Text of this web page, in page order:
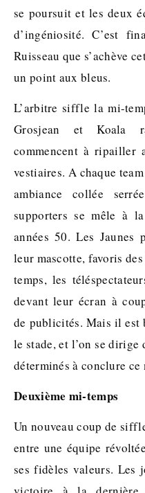
se poursuit et les deux
d’ingéniosité. C’est
Ruisseau que s’achève
un point aux bleus.
L’arbitre siffle la mi-
Grosjean et Koala
commencent à ripailler
vestiaires. A chaque
ambiance collée
supporters se mêle à
années 50. Les Jaunes
leur mascotte, favoris
temps, les
devant leur écran à
de publicités. Mais il est
le stade, et l’on se
déterminés à conclure
Deuxième mi-temps
Un nouveau coup de
entre une équipe
ses fidèles valeurs. Les